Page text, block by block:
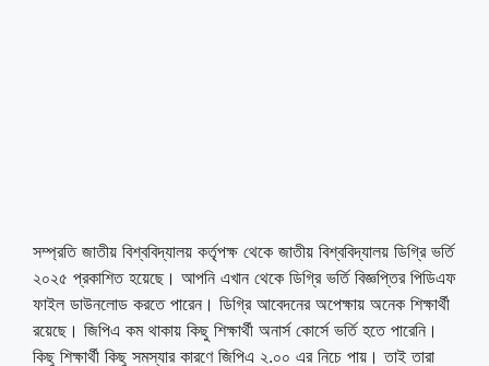
সম্প্রতি জাতীয় বিশ্ববিদ্যালয় কর্তৃপক্ষ থেকে জাতীয় বিশ্ববিদ্যালয় ডিগ্রি ভর্তি
২০২৫ প্রকাশিত হয়েছে। আপনি এখান থেকে ডিগ্রি ভর্তি বিজ্ঞপ্তির পিডিএফ
ফাইল ডাউনলোড করতে পারেন। ডিগ্রি আবেদনের অপেক্ষায় অনেক শিক্ষার্থী
রয়েছে। জিপিএ কম থাকায় কিছু শিক্ষার্থী অনার্স কোর্সে ভর্তি হতে পারেনি।
কিছু শিক্ষার্থী কিছু সমস্যার কারণে জিপিএ ২.০০ এর নিচে পায়। তাই তারা